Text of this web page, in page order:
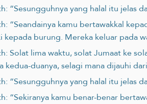
“Sesungguhnya yang halal itu jelas
“Seandainya kamu bertawakkal
kepada burung. Mereka keluar pada
Solat lima waktu, solat Jumaat ke
kedua-duanya, selagi mana dijauhi
“Sesungguhnya yang halal itu jelas
“Sekiranya kamu benar-benar